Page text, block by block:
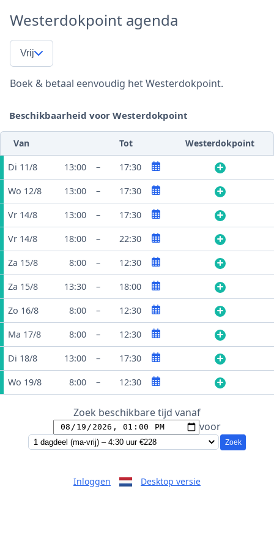
Westerdokpoint agenda
Vrij
Boek & betaal eenvoudig het Westerdokpoint.
Beschikbaarheid voor Westerdokpoint
Van Tot Westerdokpoint
Di 11/8 13:00 – 17:30
Wo 12/8 13:00 – 17:30
Vr 14/8 13:00 – 17:30
Vr 14/8 18:00 – 22:30
Za 15/8 8:00 – 12:30
Za 15/8 13:30 – 18:00
Zo 16/8 8:00 – 12:30
Ma 17/8 8:00 – 12:30
Di 18/8 13:00 – 17:30
Wo 19/8 8:00 – 12:30
Zoek beschikbare tijd vanaf
voor
Zoek
Inloggen Desktop versie